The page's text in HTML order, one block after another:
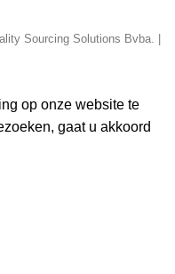
Sourcing Solutions Bvba. |
op onze website te
gaat u akkoord